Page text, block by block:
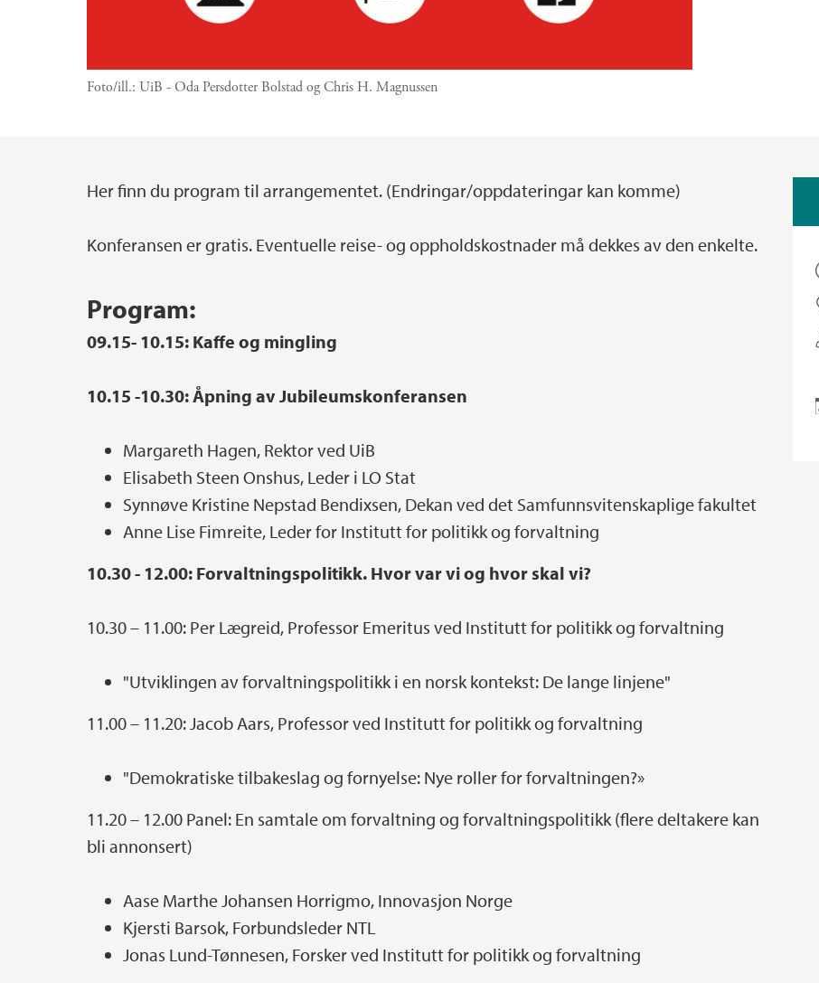
Foto/ill.: UiB - Oda Persdotter Bolstad og Chris H. Magnussen
Hovedinnhold
Her finn du program til arrangementet. (Endringar/oppdateringar kan komme)
Konferansen er gratis. Eventuelle reise- og oppholdskostnader må dekkes av den enkelte.
Program:
09.15- 10.15: Kaffe og mingling
10.15 -10.30: Åpning av Jubileumskonferansen
Margareth Hagen, Rektor ved UiB
Elisabeth Steen Onshus, Leder i LO Stat
Synnøve Kristine Nepstad Bendixsen, Dekan ved det Samfunnsvitenskaplige fakultet
Anne Lise Fimreite, Leder for Institutt for politikk og forvaltning
10.30 - 12.00: Forvaltningspolitikk. Hvor var vi og hvor skal vi?
10.30 – 11.00: Per Lægreid, Professor Emeritus ved Institutt for politikk og forvaltning
"Utviklingen av forvaltningspolitikk i en norsk kontekst: De lange linjene"
11.00 – 11.20: Jacob Aars, Professor ved Institutt for politikk og forvaltning
"Demokratiske tilbakeslag og fornyelse: Nye roller for forvaltningen?»
11.20 – 12.00 Panel: En samtale om forvaltning og forvaltningspolitikk (flere deltakere kan
bli annonsert)
Aase Marthe Johansen Horrigmo, Innovasjon Norge
Kjersti Barsok, Forbundsleder NTL
Jonas Lund-Tønnesen, Forsker ved Institutt for politikk og forvaltning